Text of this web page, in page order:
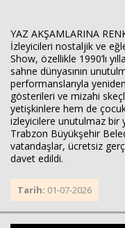
YAZ AKŞAMLARINA
İzleyicileri nostaljik ve
Show, özellikle 1990’lı
sahne dünyasının
performanslarıyla
gösterileri ve mizahi
yetişkinlere hem de
izleyicilere unutulmaz bir
Trabzon Büyükşehir
vatandaşlar, ücretsiz
davet edildi.
Tarih: 01-07-2026